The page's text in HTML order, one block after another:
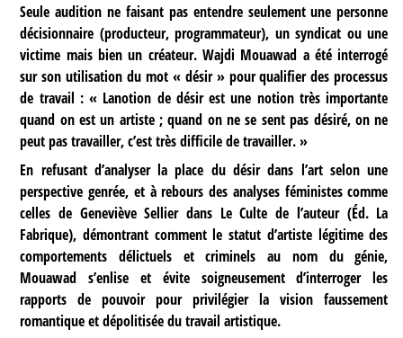
Seule audition ne faisant pas entendre seulement une personne
décisionnaire (producteur, programmateur), un syndicat ou une
victime mais bien un créateur. Wajdi Mouawad a été interrogé
sur son utilisation du mot « désir » pour qualifier des processus
de travail : « Lanotion de désir est une notion très importante
quand on est un artiste ; quand on ne se sent pas désiré, on ne
peut pas travailler, c’est très difficile de travailler. »
En refusant d’analyser la place du désir dans l’art selon une
perspective genrée, et à rebours des analyses féministes comme
celles de Geneviève Sellier dans Le Culte de l’auteur (Éd. La
Fabrique), démontrant comment le statut d’artiste légitime des
comportements délictuels et criminels au nom du génie,
Mouawad s’enlise et évite soigneusement d’interroger les
rapports de pouvoir pour privilégier la vision faussement
romantique et dépolitisée du travail artistique.